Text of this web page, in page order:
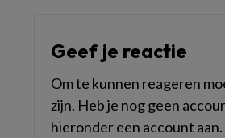
Geef je reactie
Om te kunnen reageren
zijn. Heb je nog geen
hieronder een account aan.